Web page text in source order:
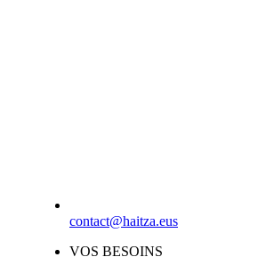
contact@haitza.eus
VOS BESOINS